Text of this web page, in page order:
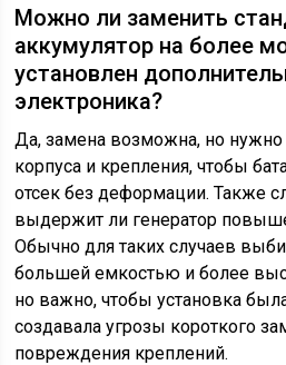
Можно ли заменить
аккумулятор на более
установлен
электроника?
Да, замена возможна, но нужно
корпуса и крепления, чтобы
отсек без деформации. Также
выдержит ли генератор
Обычно для таких случаев
большей емкостью и более
но важно, чтобы установка
создавала угрозы короткого
повреждения креплений.